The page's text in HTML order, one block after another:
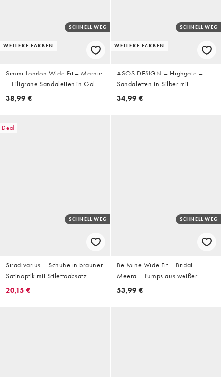
WEITERE FARBEN
SCHNELL WEG
Simmi London Wide Fit – Marnie
– Filigrane Sandaletten in Gold,
weite Passform
38,99 €
WEITERE FARBEN
SCHNELL WEG
ASOS DESIGN – Highgate –
Sandaletten in Silber mit
mittelhohem Blockabsatz
34,99 €
Deal
SCHNELL WEG
Stradivarius – Schuhe in brauner
Satinoptik mit Stilettoabsatz
20,15 €
SCHNELL WEG
Be Mine Wide Fit – Bridal –
Meera – Pumps aus weißer
Spitze mit spitzer Zehenpartie
53,99 €